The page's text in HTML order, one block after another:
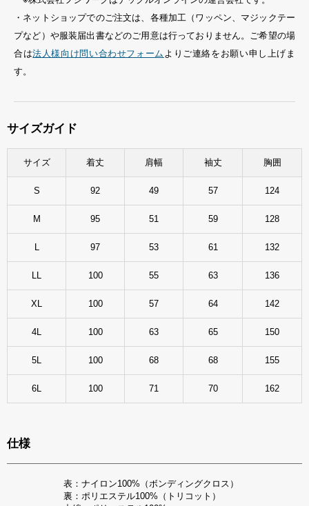
・ネットショップでのご注文は、各種加工（ワッペン、マジックテー
プなど）や服装届出書などのご用意は行っておりません。ご希望の場
合は法人様向け問い合わせフォーム よりご連絡をお願い申し上げま
す。
サイズガイド
サイズ 着丈 肩幅 袖丈 胸囲
S 92 49 57 124
M 95 51 59 128
97 53 61 132
100 55 63 136
XL 100 57 64 142
4L 100 63 65 150
5L 100 68 68 155
6L 100 71 70 162
仕様
表：ナイロン100%（ボンディングクロス）
裏：ポリエステル100%（トリコット）